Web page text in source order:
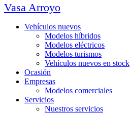
Vasa Arroyo
Vehículos nuevos
Modelos híbridos
Modelos eléctricos
Modelos turismos
Vehículos nuevos en stock
Ocasión
Empresas
Modelos comerciales
Servicios
Nuestros servicios